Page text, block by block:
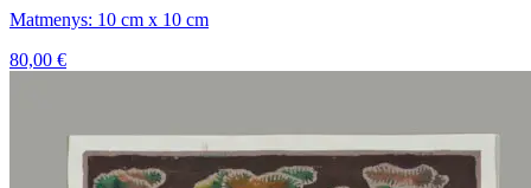
Matmenys: 10 cm x 10 cm
80,00 €